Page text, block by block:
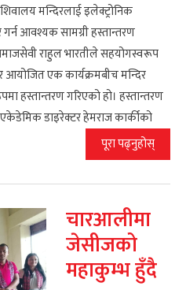
मन्दिरलाई इलेक्ट्रोनिक
आवश्यक सामग्री हस्तान्तरण
राहुल भारतीले सहयोगस्वरूप
आयोजित एक कार्यक्रमबीच मन्दिर
हस्तान्तरण गरिएको हो। हस्तान्तरण
डाइरेक्टर हेमराज कार्कीको
पूरा पढ्नुहोस्
चारआलीमा
जेसीजको
महाकुम्भ हुँदै